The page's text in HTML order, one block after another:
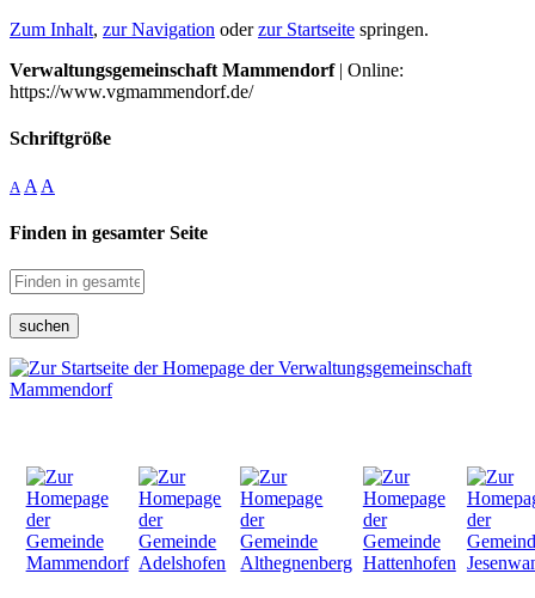
Zum Inhalt, zur Navigation oderzur Startseite springen.
Verwaltungsgemeinschaft Mammendorf| Online:
https://www.vgmammendorf.de/
Schriftgröße
A A A
Finden in gesamter Seite
suchen